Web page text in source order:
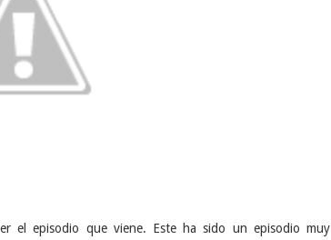
el episodio que viene. Este ha sido un episodio muy